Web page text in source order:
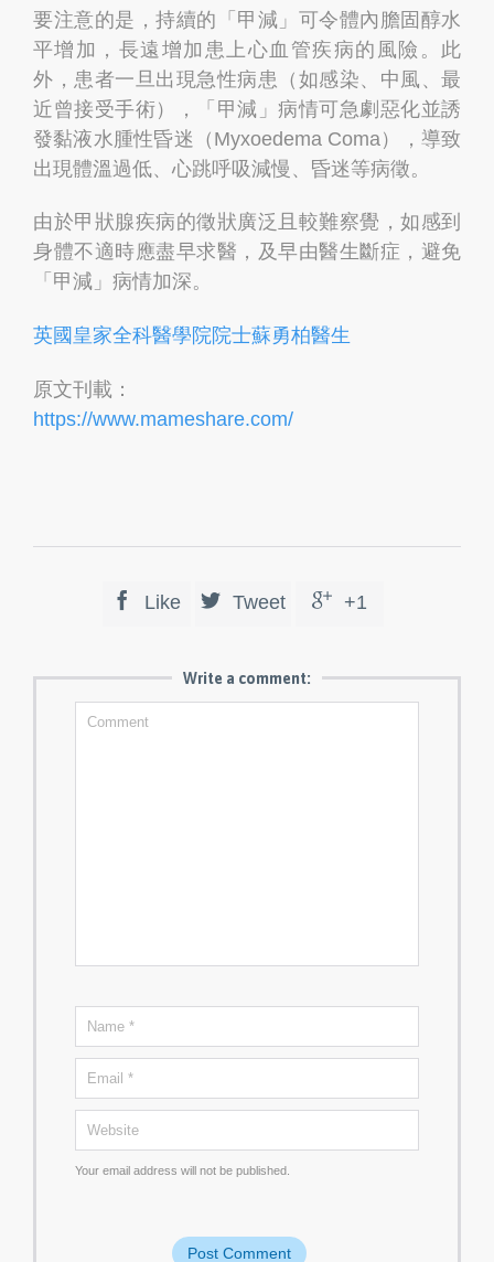
要注意的是，持續的「甲減」可令體內膽固醇水
平增加，長遠增加患上心血管疾病的風險。此
外，患者一旦出現急性病患（如感染、中風、最
近曾接受手術），「甲減」病情可急劇惡化並誘
發黏液水腫性昏迷（Myxoedema Coma），導致
出現體溫過低、心跳呼吸減慢、昏迷等病徵。
由於甲狀腺疾病的徵狀廣泛且較難察覺，如感到
身體不適時應盡早求醫，及早由醫生斷症，避免
「甲減」病情加深。
英國皇家全科醫學院院士蘇勇柏醫生
原文刊載：
https://www.mameshare.com/
 Like  Tweet  +1
Write a comment:
Your email address will not be published.